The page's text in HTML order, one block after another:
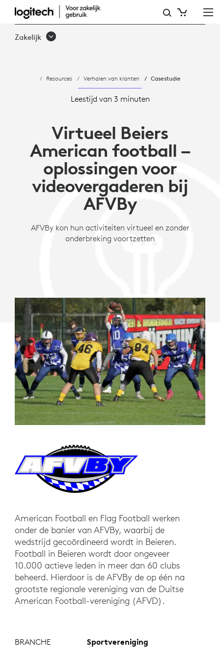
AMERICAN
FOOTBALL
INTEGREERT
CONTACTLOZE
ACTIVITEITEN
LOGITECH
ZOOM
Zakelijk
Resources Verhalen van klanten Casestudie
Leestijd van 3 minuten
Virtueel Beiers
American football –
oplossingen voor
videovergaderen bij
AFVBy
AFVBy kon hun activiteiten virtueel en zonder
onderbreking voortzetten
American Football en Flag Football werken
onder de banier van AFVBy, waarbij de
wedstrijd gecoördineerd wordt in Beieren.
Football in Beieren wordt door ongeveer
10.000 actieve leden in meer dan 60 clubs
beheerd. Hierdoor is de AFVBy de op één na
grootste regionale vereniging van de Duitse
American Football-vereniging (AFVD).
BRANCHE Sportvereniging